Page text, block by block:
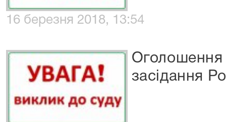
16 березня 2018, 13:54
Оголошення
засідання